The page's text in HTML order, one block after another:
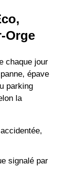
Orge
chaque jour
épave
parking
la
signalé par